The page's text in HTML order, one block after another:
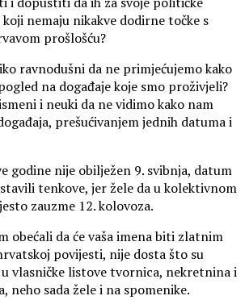
nemaju nikakve dodirne točke s
prošlošću?
ravnodušni da ne primjećujemo kako
na događaje koje smo proživjeli?
i neuki da ne vidimo kako nam
prešućivanjem jednih datuma i
godine nije obilježen 9. svibnja, datum
tenkove, jer žele da u kolektivnom
zauzme 12. kolovoza.
obećali da će vaša imena biti zlatnim
povijesti, nije dosta što su
vlasničke listove tvornica, nekretnina i
neho sada žele i na spomenike.